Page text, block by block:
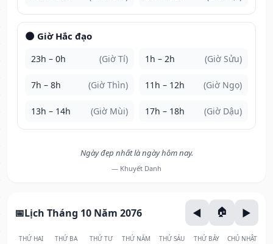
🌑 Giờ Hắc đạo
23h – 0h (Giờ Tí) 1h – 2h (Giờ Sửu)
7h – 8h (Giờ Thìn) 11h – 12h (Giờ Ngọ)
13h – 14h (Giờ Mùi) 17h – 18h (Giờ Dậu)
Ngày đẹp nhất là ngày hôm nay.
— Khuyết Danh
Lịch Tháng 10 Năm 2076
THỨ HAI THỨ BA THỨ TƯ THỨ NĂM THỨ SÁU THỨ BẢY CHỦ NHẬT